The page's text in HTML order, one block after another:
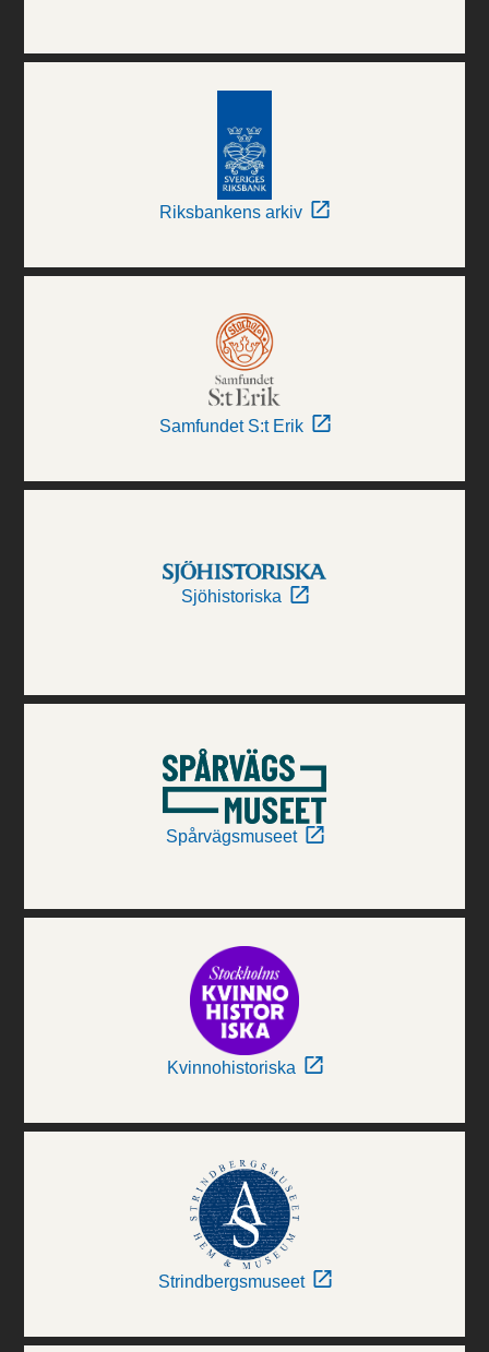
Riksbankens arkiv
Samfundet S:t Erik
Sjöhistoriska
Spårvägsmuseet
Kvinnohistoriska
Strindbergsmuseet